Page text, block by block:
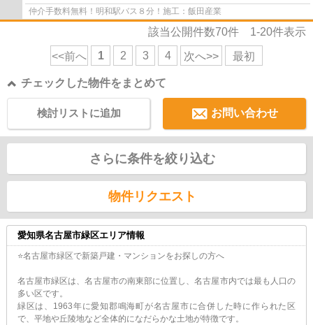
仲介手数料無料！明和駅バス８分！施工：飯田産業
該当公開件数70件 1-20件表示
<<前へ 1 2 3 4 次へ>> 最初
チェックした物件をまとめて
お問い合わせ
検討リストに追加
さらに条件を絞り込む
物件リクエスト
愛知県名古屋市緑区エリア情報
⭐名古屋市緑区で新築戸建・マンションをお探しの方へ
名古屋市緑区は、名古屋市の南東部に位置し、名古屋市内では最も人口の
多い区です。
緑区は、1963年に愛知郡鳴海町が名古屋市に合併した時に作られた区
で、平地や丘陵地など全体的になだらかな土地が特徴です。